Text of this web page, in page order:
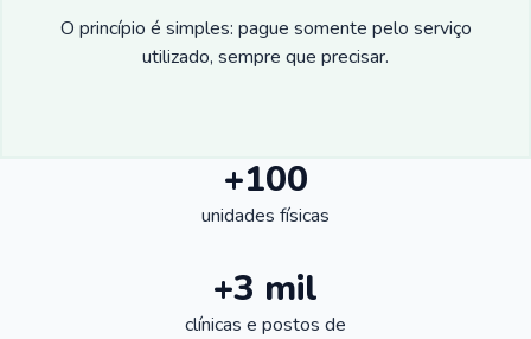
O princípio é simples: pague somente pelo serviço
utilizado, sempre que precisar.
+100
unidades físicas
+3 mil
clínicas e postos de